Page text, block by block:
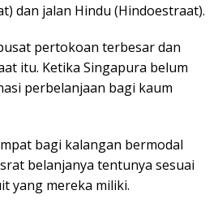
dan jalan Hindu (Hindoestraat).
pertokoan terbesar dan
itu. Ketika Singapura belum
perbelanjaan bagi kaum
bagi kalangan bermodal
belanjanya tentunya sesuai
yang mereka miliki.